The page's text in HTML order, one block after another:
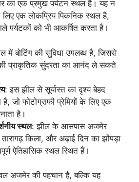
का एक प्रमुख पर्यटन स्थल है। यह न
एक लोकप्रिय पिकनिक स्थल है,
पर्यटकों को भी आकर्षित करता है।
में बोटिंग की सुविधा उपलब्ध है, जिससे
प्राकृतिक सुंदरता का आनंद ले सकते
: इस झील से सूर्यास्त का दृश्य बेहद
है, जो फोटोग्राफी प्रेमियों के लिए एक
है।
स्थल: झील के आसपास अजमेर
किला, और अढ़ाई दिन का झोंपड़ा
ऐतिहासिक स्थल स्थित हैं।
अजमेर की पहचान है, बल्कि यह